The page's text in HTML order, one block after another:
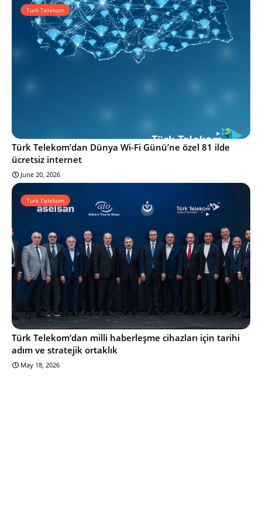
Turk Telekom
Türk Telekom’dan Dünya Wi-Fi Günü’ne özel 81 ilde
ücretsiz internet
June 20, 2026
Turk Telekom
Türk Telekom’dan milli haberleşme cihazları için tarihi
adım ve stratejik ortaklık
May 18, 2026